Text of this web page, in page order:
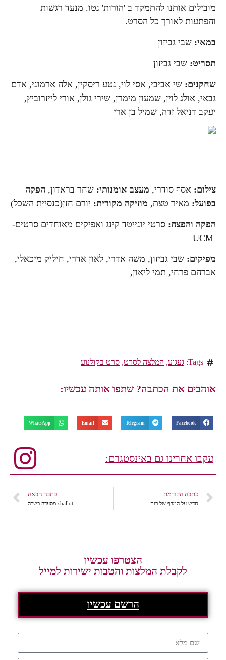
מובילים אותנו להתמקד ב 'הורות' נטו. מנעד רגשות
והפתעות לאורך כל הסרט.
במאי: שבי גביזון
תסריט: שבי גביזון
שחקנים: שי אביבי, אסי לוי, נטע ריסקין, אלה ארמוני, אדם
גבאי, אולג לוין, שמעון מימרן, שירי גולן, אורי לייזרוביץ,
יעקב דניאל זדה, שמיל בן ארי
צילום: אסף סודרי, מעצב אומנותי: שחר בראדון, הפקה
בפועל: מאיר טצת, מוזיקה מקורית: יורם חזן(כנסיית השכל)
הפקה והפצה: סרטי יונייטד קינג ואפיקים מאוחדים סרטים-
מפיקים: שבי גביזון, משה אדרי, לאון אדרי, חיליק מיכאלי,
אברהם פרחי, תמי ליאון,
Tags: געגוע, המלצה לסרט, סרט בקולנוע
אוהבים את הכתבה? שתפו אותה עכשיו:
Facebook
Telegram
Email
WhatsApp
עקבו אחרינו גם באינסטגרם:
כתבה הקודמת
חדש על המדף של רות
כתבה הבאה
shallot מסעדה כשרה
הצטרפו עכשיו
לקבלת המלצות והטבות ישירות למייל
הרשם עכשיו